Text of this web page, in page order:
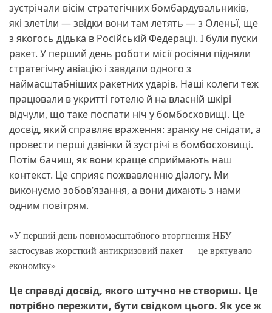
зустрічали вісім стратегічних бомбардувальників,
які злетіли — звідки вони там летять — з Оленьї, ще
з якогось дідька в Російській Федерації. І були пуски
ракет. У перший день роботи місії росіяни підняли
стратегічну авіацію і завдали одного з
наймасштабніших ракетних ударів. Наші колеги теж
працювали в укритті готелю й на власній шкірі
відчули, що таке поспати ніч у бомбосховищі. Це
досвід, який справляє враження: зранку не снідати, а
провести перші дзвінки й зустрічі в бомбосховищі.
Потім бачиш, як вони краще сприймають наш
контекст. Це сприяє пожвавленню діалогу. Ми
виконуємо зобов’язання, а вони дихають з нами
одним повітрям.
«У перший день повномасштабного вторгнення НБУ
застосував жорсткий антикризовий пакет — це врятувало
економіку»
Це справді досвід, якого штучно не створиш. Це
потрібно пережити, бути свідком цього. Як усе ж